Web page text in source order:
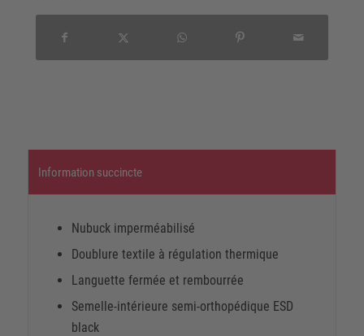
Information succincte
Nubuck imperméabilisé
Doublure textile à régulation thermique
Languette fermée et rembourrée
Semelle-intérieure semi-orthopédique ESD
black